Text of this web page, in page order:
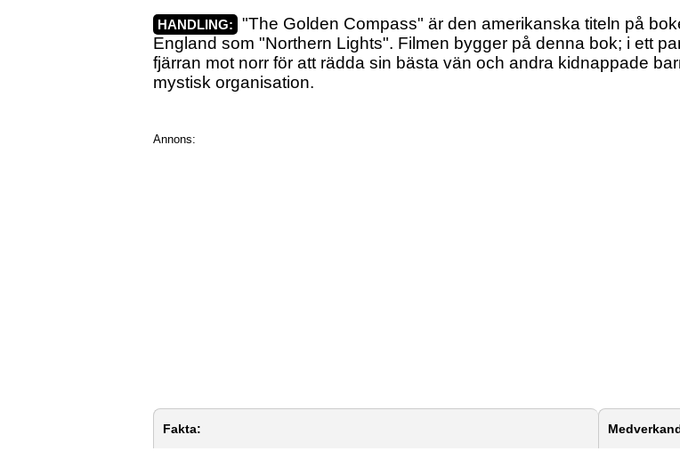
HANDLING:
"The Golden Compass" är den amerikanska titeln på
England som "Northern Lights". Filmen bygger på denna bok; i ett
fjärran mot norr för att rädda sin bästa vän och andra kidnappade
mystisk organisation.
Annons:
Fakta: